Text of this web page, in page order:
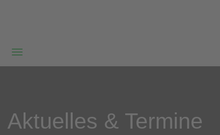
Aktuelles & Termine